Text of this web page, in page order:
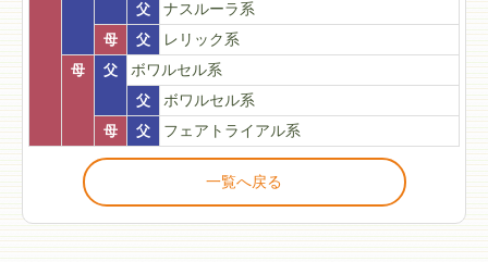
父
ナスルーラ系
母
父
レリック系
母
父
ボワルセル系
父
ボワルセル系
母
父 フェアトライアル系
一覧へ戻る